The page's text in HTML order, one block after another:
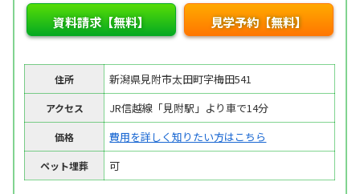
資料請求【無料】 見学予約【無料】
住所 新潟県見附市太田町字梅田541
アクセス JR信越線「見附駅」より車で14分
価格 費用を詳しく知りたい方はこちら
ペット埋葬 可